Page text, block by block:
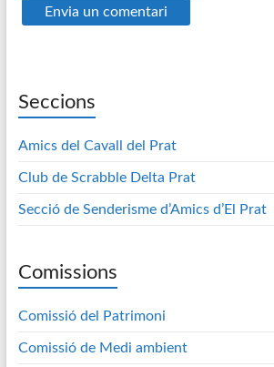
Seccions
Amics del Cavall del Prat
Club de Scrabble Delta Prat
Secció de Senderisme d’Amics d’El Prat
Comissions
Comissió del Patrimoni
Comissió de Medi ambient